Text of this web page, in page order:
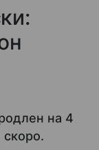
на 4
скоро.